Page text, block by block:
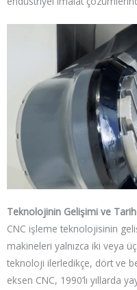
Teknolojinin Gelişimi ve
CNC işleme teknolojisinin
makineleri yalnızca iki veya
teknoloji ilerledikçe, dört ve
eksen CNC, 1990’lı yıllarda